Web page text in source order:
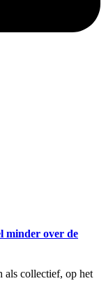
minder over de
als collectief, op het